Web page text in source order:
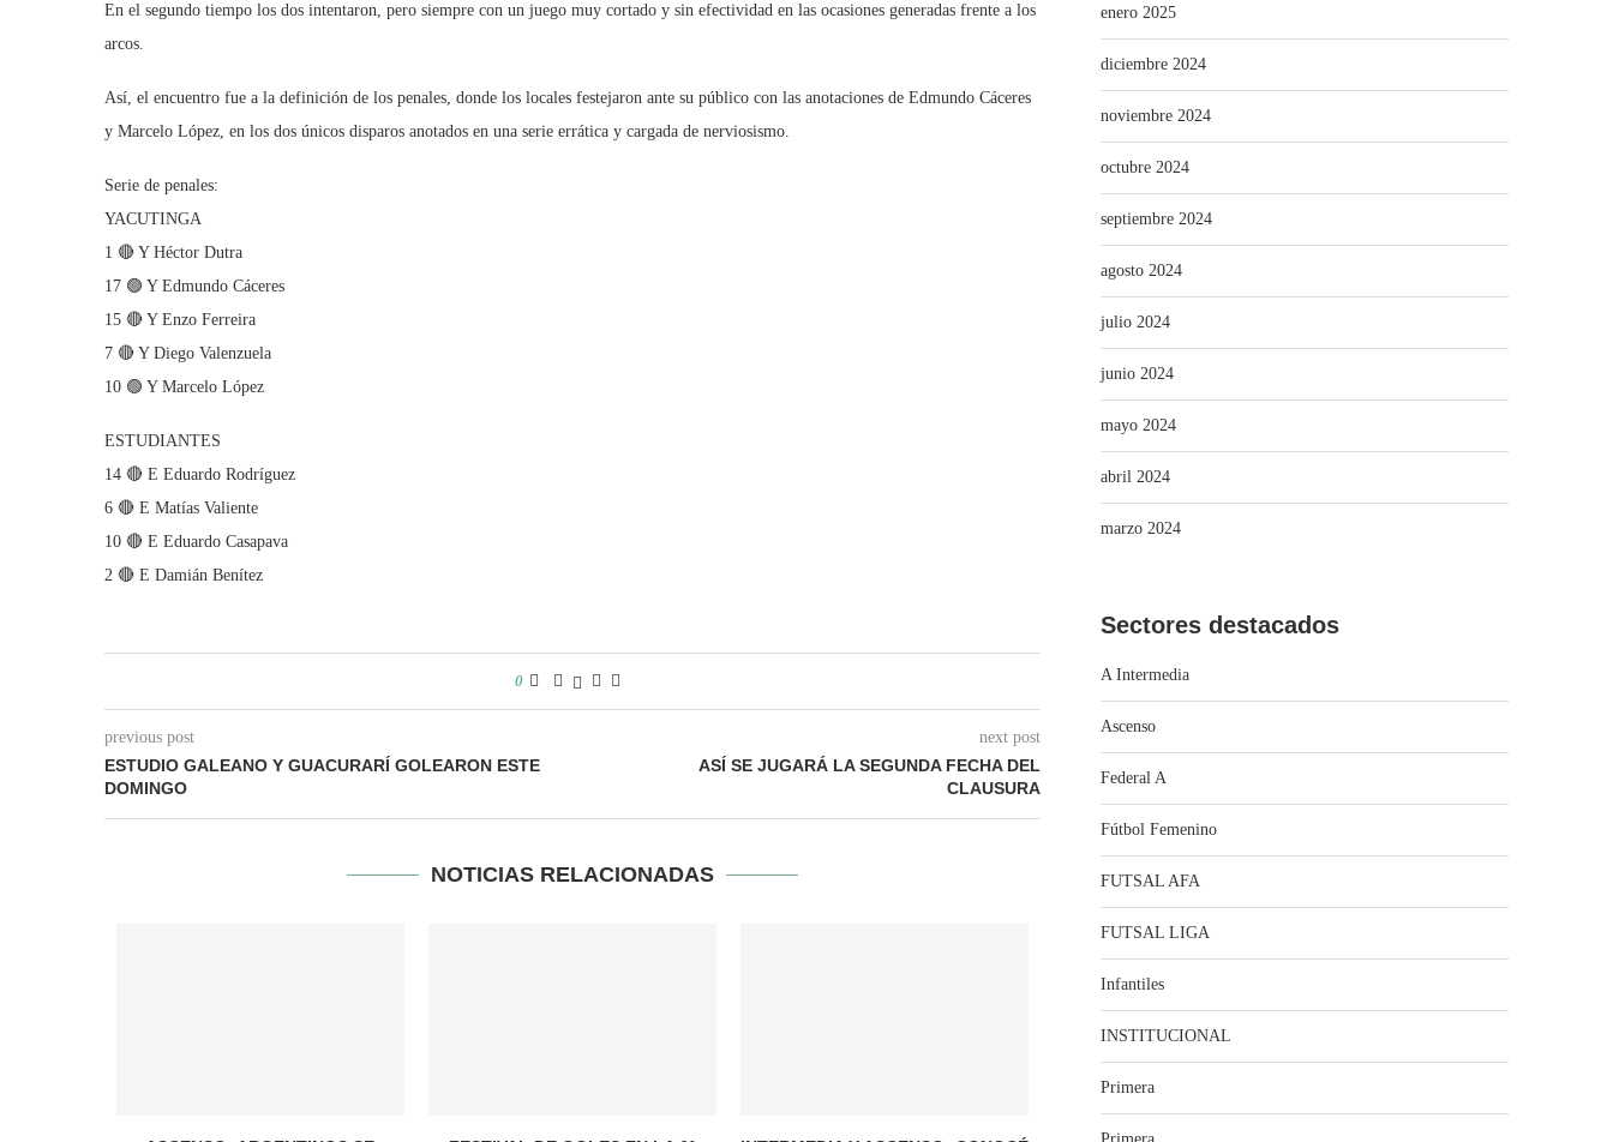
En el segundo tiempo los dos intentaron, pero siempre con un juego muy cortado y sin efectividad en las ocasiones generadas frente a los
arcos.
Así, el encuentro fue a la definición de los penales, donde los locales festejaron ante su público con las anotaciones de Edmundo Cáceres
y Marcelo López, en los dos únicos disparos anotados en una serie errática y cargada de nerviosismo.
Serie de penales:
YACUTINGA
1 🔴 Y Héctor Dutra
17 🟢 Y Edmundo Cáceres
15 🔴 Y Enzo Ferreira
7 🔴 Y Diego Valenzuela
10 🟢 Y Marcelo López
ESTUDIANTES
14 🔴 E Eduardo Rodríguez
6 🔴 E Matías Valiente
10 🔴 E Eduardo Casapava
2 🔴 E Damián Benítez
0
previous post
ESTUDIO GALEANO Y GUACURARÍ GOLEARON ESTE
DOMINGO
next post
ASÍ SE JUGARÁ LA SEGUNDA FECHA DEL
CLAUSURA
NOTICIAS RELACIONADAS
enero 2025
diciembre 2024
noviembre 2024
octubre 2024
septiembre 2024
agosto 2024
julio 2024
junio 2024
mayo 2024
abril 2024
marzo 2024
Sectores destacados
A Intermedia
Ascenso
Federal A
Fútbol Femenino
FUTSAL AFA
FUTSAL LIGA
Infantiles
INSTITUCIONAL
Primera